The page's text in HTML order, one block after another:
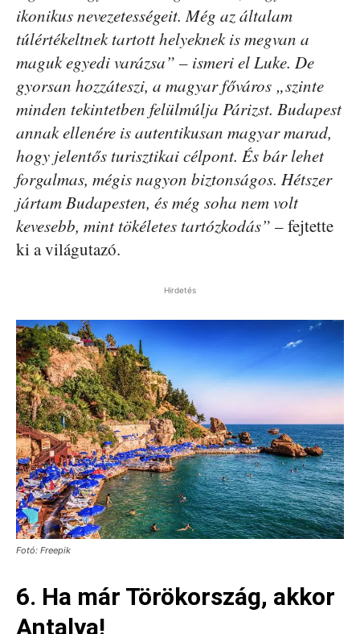
ikonikus nevezetességeit. Még az általam
túlértékeltnek tartott helyeknek is megvan a
maguk egyedi varázsa” – ismeri el Luke. De
gyorsan hozzáteszi, a magyar főváros „szinte
minden tekintetben felülmúlja Párizst. Budapest
annak ellenére is autentikusan magyar marad,
hogy jelentős turisztikai célpont. És bár lehet
forgalmas, mégis nagyon biztonságos. Hétszer
jártam Budapesten, és még soha nem volt
kevesebb, mint tökéletes tartózkodás” – fejtette
ki a világutazó.
Hirdetés
Fotó: Freepik
6. Ha már Törökország, akkor
Antalya!